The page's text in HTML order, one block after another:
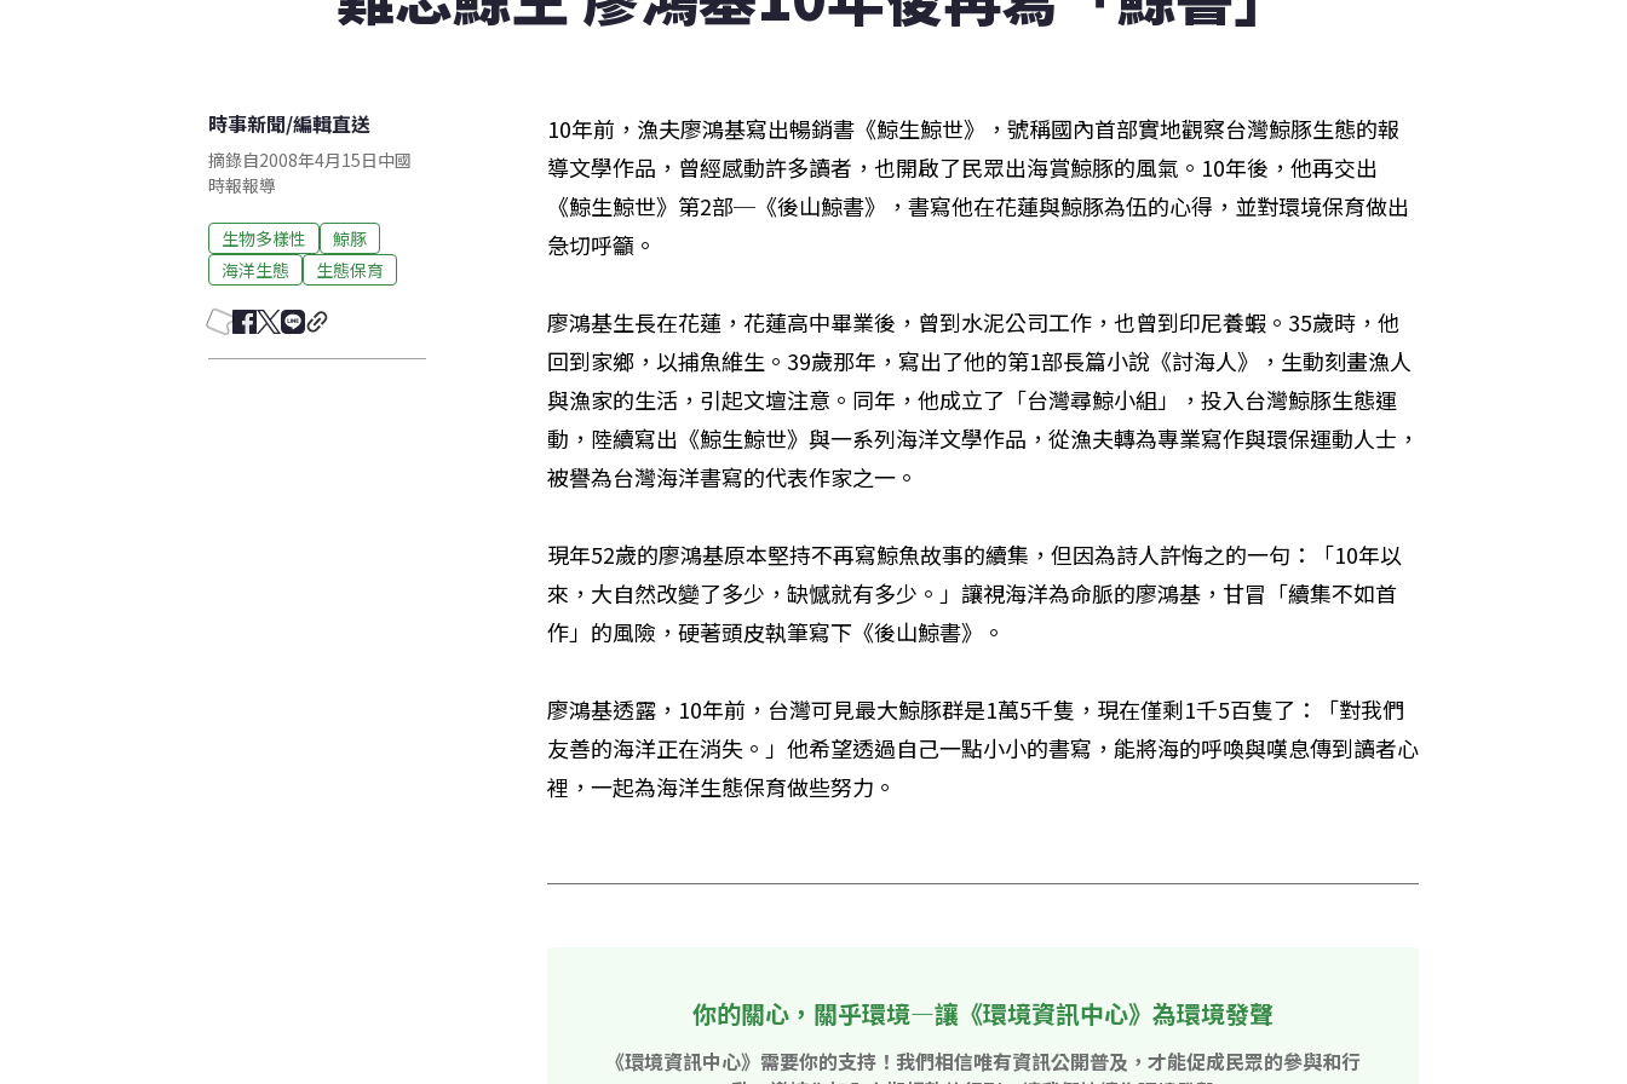
時事新聞/編輯直送
摘錄自2008年4月15日中國
時報報導
生物多樣性
鯨豚
海洋生態
生態保育
10年前，漁夫廖鴻基寫出暢銷書《鯨生鯨世》，號稱國內首部實地觀察台灣鯨豚生態的報
導文學作品，曾經感動許多讀者，也開啟了民眾出海賞鯨豚的風氣。10年後，他再交出
《鯨生鯨世》第2部─《後山鯨書》，書寫他在花蓮與鯨豚為伍的心得，並對環境保育做出
急切呼籲。
廖鴻基生長在花蓮，花蓮高中畢業後，曾到水泥公司工作，也曾到印尼養蝦。35歲時，他
回到家鄉，以捕魚維生。39歲那年，寫出了他的第1部長篇小說《討海人》，生動刻畫漁人
與漁家的生活，引起文壇注意。同年，他成立了「台灣尋鯨小組」，投入台灣鯨豚生態運
動，陸續寫出《鯨生鯨世》與一系列海洋文學作品，從漁夫轉為專業寫作與環保運動人士，
被譽為台灣海洋書寫的代表作家之一。
現年52歲的廖鴻基原本堅持不再寫鯨魚故事的續集，但因為詩人許悔之的一句：「10年以
來，大自然改變了多少，缺憾就有多少。」讓視海洋為命脈的廖鴻基，甘冒「續集不如首
作」的風險，硬著頭皮執筆寫下《後山鯨書》。
廖鴻基透露，10年前，台灣可見最大鯨豚群是1萬5千隻，現在僅剩1千5百隻了：「對我們
友善的海洋正在消失。」他希望透過自己一點小小的書寫，能將海的呼喚與嘆息傳到讀者心
裡，一起為海洋生態保育做些努力。
你的關心，關乎環境—讓《環境資訊中心》為環境發聲
《環境資訊中心》需要你的支持！我們相信唯有資訊公開普及，才能促成民眾的參與和行